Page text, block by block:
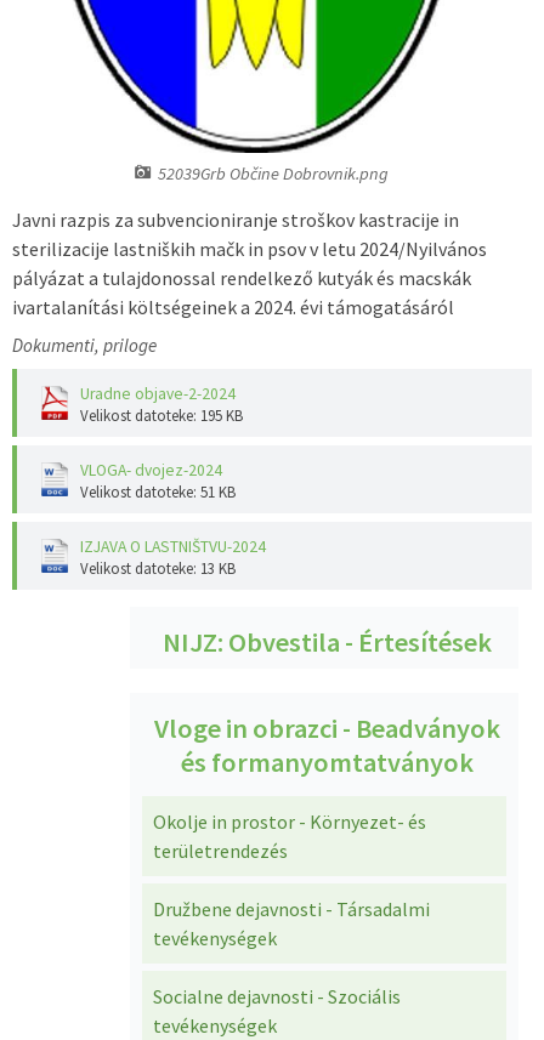
52039Grb Občine Dobrovnik.png
Javni razpis za subvencioniranje stroškov kastracije in
sterilizacije lastniških mačk in psov v letu 2024/Nyilvános
pályázat a tulajdonossal rendelkező kutyák és macskák
ivartalanítási költségeinek a 2024. évi támogatásáról
Dokumenti, priloge
Uradne objave-2-2024
Velikost datoteke: 195 KB
VLOGA- dvojez-2024
Velikost datoteke: 51 KB
IZJAVA O LASTNIŠTVU-2024
Velikost datoteke: 13 KB
NIJZ: Obvestila - Értesítések
Vloge in obrazci - Beadványok
és formanyomtatványok
Okolje in prostor - Környezet- és
területrendezés
Družbene dejavnosti - Társadalmi
tevékenységek
Socialne dejavnosti - Szociális
tevékenységek
Predpisi - Előírások
Občinski časopis - Községi lap
Lokalne volitve